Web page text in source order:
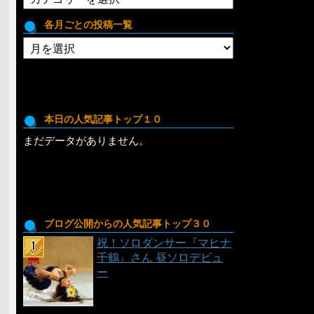
テ
ゴ
リ
各月ごとの投稿一覧
各
月
投
稿
一
本日の人気記事トップ１０
まだデータがありません。
ブログ公開からの人気記事トップ３０
祝！ソロダンサー『マヒナ
千鶴』さん 昼ソロデビュ
ー